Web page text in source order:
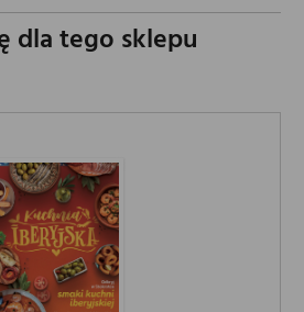
dla tego sklepu